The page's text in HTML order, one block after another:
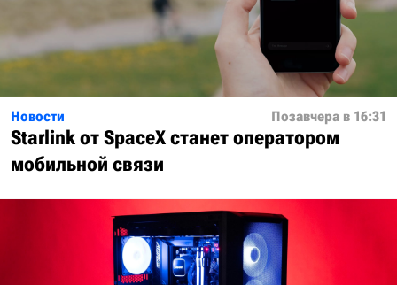
Новости Позавчера в 16:31
Starlink от SpaceX станет оператором
мобильной связи